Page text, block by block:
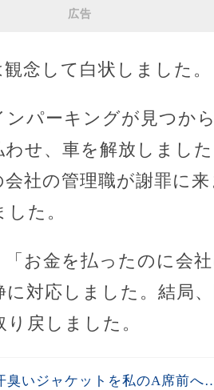
広告
念して白状しました。
パーキングが見つか
せ、車を解放しまし
社の管理職が謝罪に
た。
お金を払ったのに会
対応しました。結局
戻しました。
いジャケットを私のA席前へ